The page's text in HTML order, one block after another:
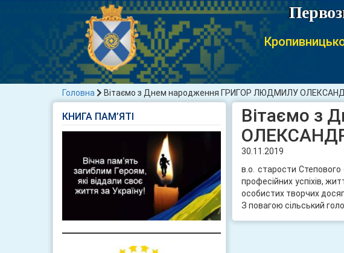
Головна Вітаємо з Днем народження ГРИГОР ЛЮДМИЛУ
КНИГА ПАМ’ЯТІ
Вітаємо з
30.11.2019
в.о. старости
професійних успіхів,
особистих творчих
З повагою сільський